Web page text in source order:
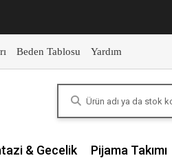
Beden Tablosu Yardım
& Gecelik Pijama Takımı